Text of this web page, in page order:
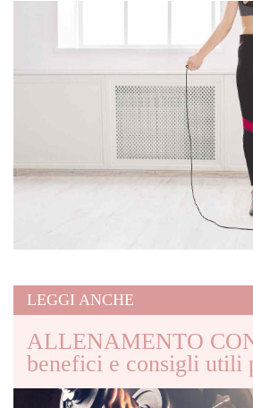
LEGGI ANCHE
ALLENAMENTO
benefici e consigli utili